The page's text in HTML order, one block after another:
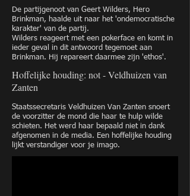
De partijgenoot van Geert Wilders, Hero
Brinkman, haalde uit naar het 'ondemocratische
karakter' van de partij.
Wilders reageert met een pokerface en komt in
ieder geval in dit antwoord tegemoet aan
Brinkman. Hij repareert daarmee zijn 'ethos'.
Hoffelijke houding: not - Veldhuizen van
Zanten
Staatssecretaris Veldhuizen Van Zanten snoert
de voorzitter de mond die haar te hulp wilde
schieten. Het werd haar bepaald niet in dank
afgenomen in de media. Een hoffelijke houding
lijkt verstandiger voor je imago.